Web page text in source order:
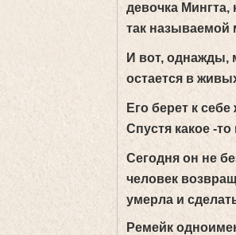
девочка Мингта,
так называемой
И вот, однажды,
остается в
Его берет к
Спустя какое -
Сегодня он не
человек
умерла и
Ремейк